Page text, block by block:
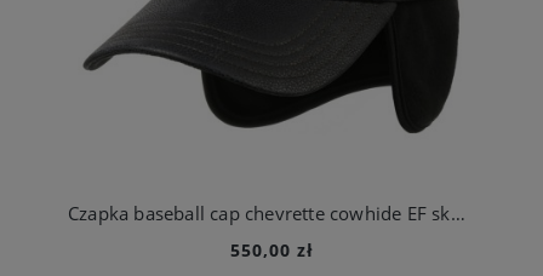
Czapka baseball cap chevrette cowhide EF skórzana czarna | Stetson
550,00 zł